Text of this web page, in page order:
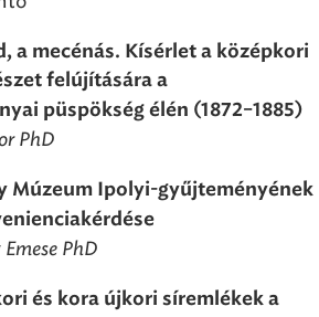
a mecénás. Kísérlet a középkori
felújítására a
püspökség élén (1872–1885)
PhD
Múzeum Ipolyi-gyűjteményének
PhD
és kora újkori síremlékek a